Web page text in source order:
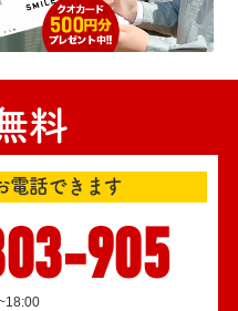
料
電話できます
905